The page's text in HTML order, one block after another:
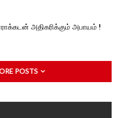
அதிகரிக்கும் அபாயம் !
POSTS